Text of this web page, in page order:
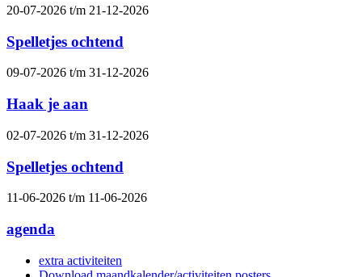
20-07-2026 t/m 21-12-2026
Spelletjes ochtend
09-07-2026 t/m 31-12-2026
Haak je aan
02-07-2026 t/m 31-12-2026
Spelletjes ochtend
11-06-2026 t/m 11-06-2026
agenda
extra activiteiten